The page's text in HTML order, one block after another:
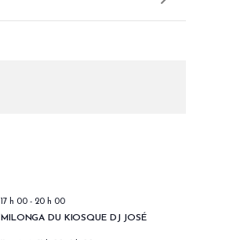
17 h 00 - 20 h 00
MILONGA DU KIOSQUE DJ JOSÉ